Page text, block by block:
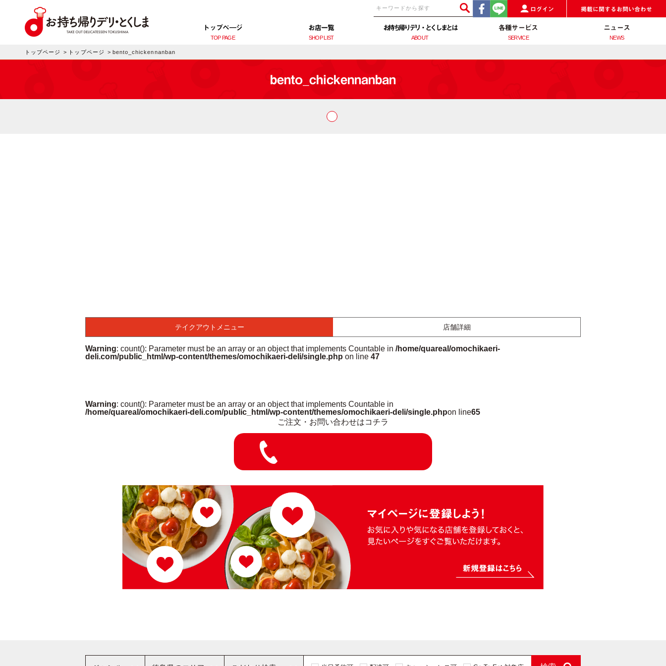
トップぺ―ジ
TOP PAGE
お店一覧
SHOP LIST
お持ち帰りデリ・とくしまとは
ABOUT
各種サービス
SERVICE
ニュース
NEWS
ログイン 掲載に関するお問い合わせ
トップページ > トップページ > bento_chickennanban
bento_chickennanban
テイクアウトメニュー 店舗詳細
Warning: count(): Parameter must be an array or an object that implements Countable in /home/quareal/omochikaeri-
deli.com/public_html/wp-content/themes/omochikaeri-deli/single.php on line 47
Warning: count(): Parameter must be an array or an object that implements Countable in
/home/quareal/omochikaeri-deli.com/public_html/wp-content/themes/omochikaeri-deli/single.phpon line65
ご注文・お問い合わせはコチラ